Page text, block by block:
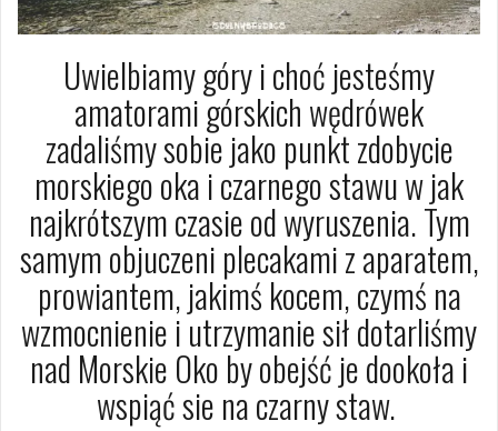
Uwielbiamy góry i choć jesteśmy
amatorami górskich wędrówek
zadaliśmy sobie jako punkt zdobycie
morskiego oka i czarnego stawu w jak
najkrótszym czasie od wyruszenia. Tym
samym objuczeni plecakami z aparatem,
prowiantem, jakimś kocem, czymś na
wzmocnienie i utrzymanie sił dotarliśmy
nad Morskie Oko by obejść je dookoła i
wspiąć sie na czarny staw.